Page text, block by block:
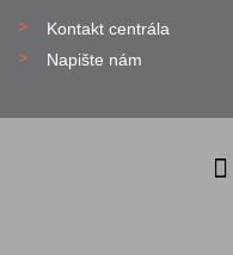
Kontakt centrála
Napište nám